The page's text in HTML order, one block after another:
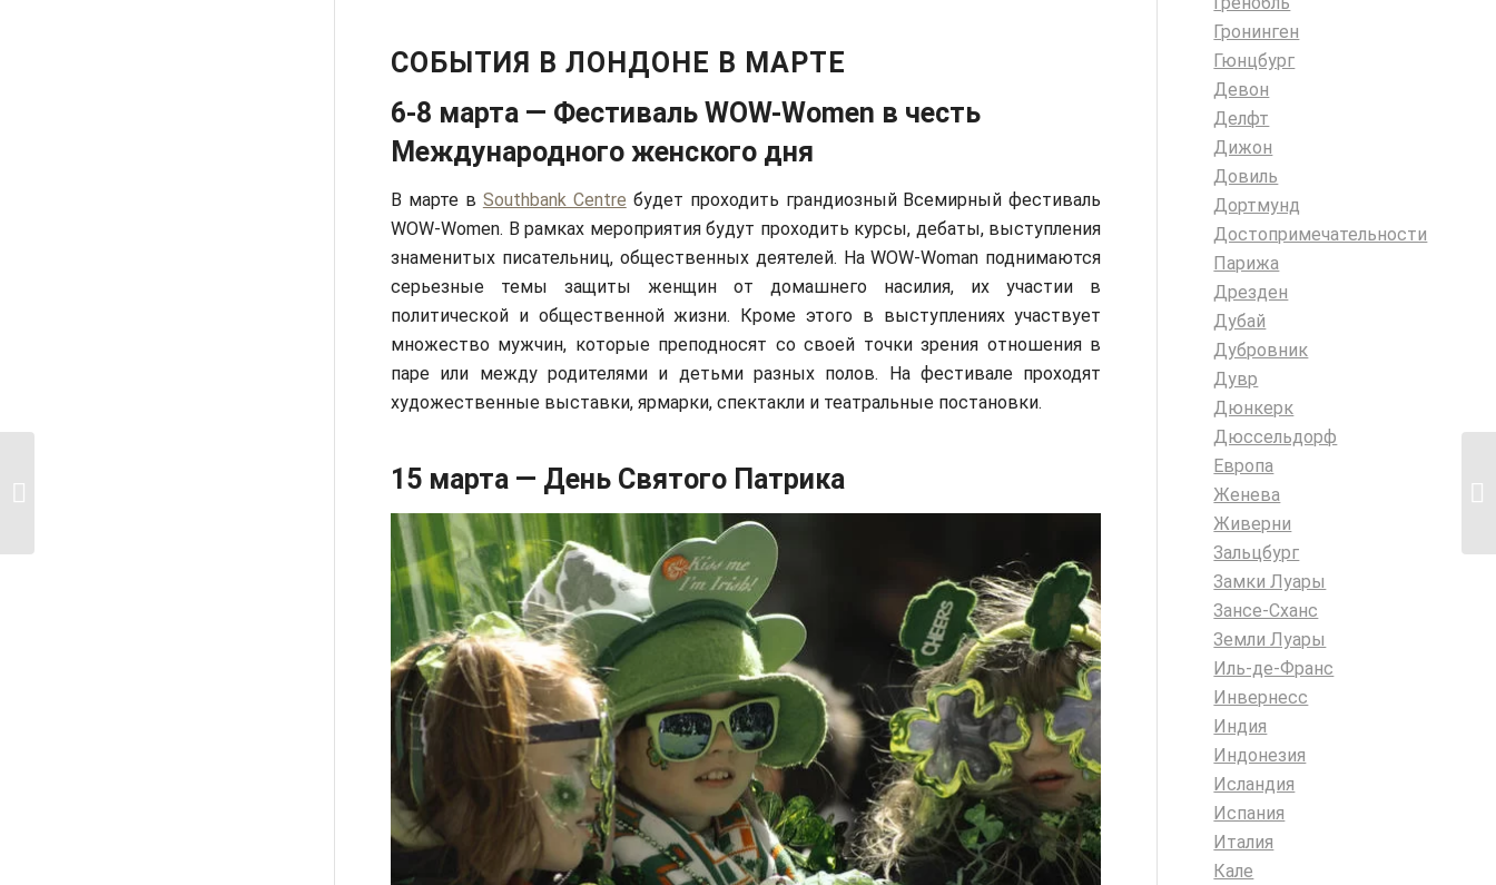
СОБЫТИЯ В ЛОНДОНЕ В МАРТЕ
6-8 марта — Фестиваль WOW-Women в честь
Международного женского дня
В марте в Southbank Centre будет проходить грандиозный Всемирный фестиваль
WOW-Women. В рамках мероприятия будут проходить курсы, дебаты, выступления
знаменитых писательниц, общественных деятелей. На WOW-Woman поднимаются
серьезные темы защиты женщин от домашнего насилия, их участии в
политической и общественной жизни. Кроме этого в выступлениях участвует
множество мужчин, которые преподносят со своей точки зрения отношения в
паре или между родителями и детьми разных полов. На фестивале проходят
художественные выставки, ярмарки, спектакли и театральные постановки.
15 марта — День Святого Патрика
Гронинген
Гюнцбург
Девон
Делфт
Дижон
Довиль
Дортмунд
Достопримечательности
Парижа
Дрезден
Дубай
Дубровник
Дувр
Дюнкерк
Дюссельдорф
Европа
Женева
Живерни
Зальцбург
Замки Луары
Зансе-Сханс
Земли Луары
Иль-де-Франс
Инвернесс
Индия
Индонезия
Исландия
Испания
Италия
Кале